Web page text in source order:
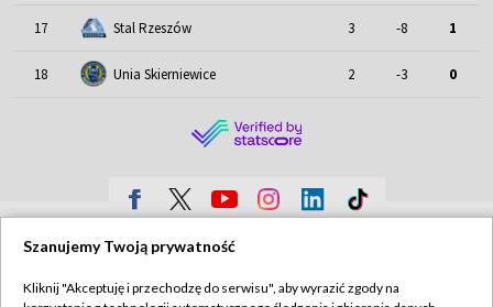
17 Stal Rzeszów 3 -8 1
18 Unia Skierniewice 2 -3 0
Szanujemy Twoją prywatność
Kliknij "Akceptuję i przechodzę do serwisu", aby wyrazić zgody na